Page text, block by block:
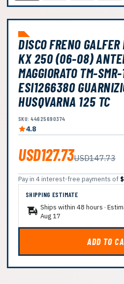
DISCO FRENO
KX 250 (06-08)
MAGGIORATO TM-
ESI1266380
HUSQVARNA 125 TC
SKU: 44625690374
4.8
USD127.73USD147.73
Pay in 4 interest-free payments of
SHIPPING ESTIMATE
Ships within 48 hours ·
Aug 17
ADD TO